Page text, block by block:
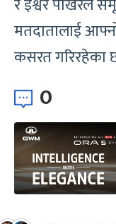
र ईश्वर पोखरेल
मतदातालाई
कसरत गरिरहेका
0